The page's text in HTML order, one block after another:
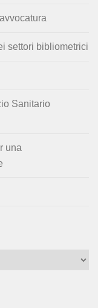
settori bibliometrici
Sanitario
una